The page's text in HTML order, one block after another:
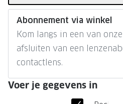
Burberry
Tom Ford
Oakley
Alle merken
Abonnement via winkel
Kom langs in een van
afsluiten van een
contactlens.
Voer je gegevens in